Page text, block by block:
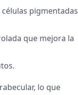
pigmentadas
que mejora la
lo que